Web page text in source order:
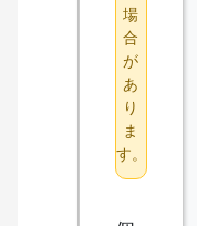
場
合
が
あ
り
ま
す。